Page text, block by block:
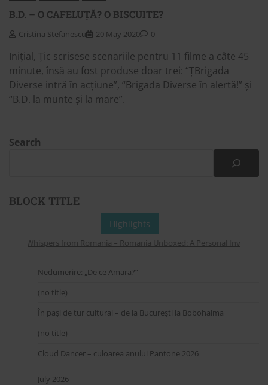
B.D. – O CAFELUȚĂ? O BISCUITE?
Cristina Stefanescu 20 May 2020 0
Inițial, Țic scrisese scenariile pentru 11 filme a câte 45
minute, însă au fost produse doar trei: “ȚBrigada
Diverse intră în acțiune”, “Brigada Diverse în alertă!” și
“B.D. la munte și la mare”.
Search
BLOCK TITLE
Highlights
Whispers from Romania – Romania Unboxed: A Personal Invitation
Nedumerire: „De ce Amara?”
(no title)
În pași de tur cultural – de la București la Bobohalma
(no title)
Cloud Dancer – culoarea anului Pantone 2026
July 2026